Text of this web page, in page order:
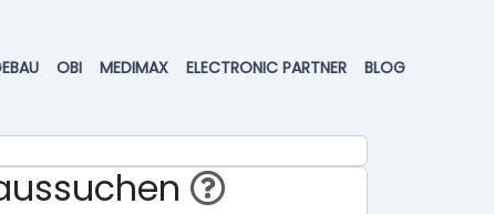
OBI MEDIMAX ELECTRONIC PARTNER BLOG